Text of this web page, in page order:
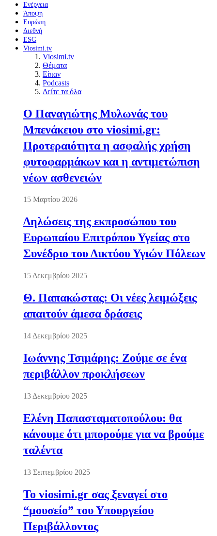
Ενέργεια
Άποψη
Ευρώπη
Διεθνή
ESG
Viosimi.tv
Viosimi.tv
Θέματα
Είπαν
Podcasts
Δείτε τα όλα
Ο Παναγιώτης Μυλωνάς του
Μπενάκειου στο viosimi.gr:
Προτεραιότητα η ασφαλής χρήση
φυτοφαρμάκων και η αντιμετώπιση
νέων ασθενειών
15 Μαρτίου 2026
Δηλώσεις της εκπροσώπου του
Ευρωπαίου Επιτρόπου Υγείας στο
Συνέδριο του Δικτύου Υγιών Πόλεων
15 Δεκεμβρίου 2025
Θ. Παπακώστας: Οι νέες λειμώξεις
απαιτούν άμεσα δράσεις
14 Δεκεμβρίου 2025
Ιωάννης Τσιμάρης: Ζούμε σε ένα
περιβάλλον προκλήσεων
13 Δεκεμβρίου 2025
Ελένη Παπασταματοπούλου: θα
κάνουμε ότι μπορούμε για να βρούμε
ταλέντα
13 Σεπτεμβρίου 2025
Το viosimi.gr σας ξεναγεί στο
“μουσείο” του Υπουργείου
Περιβάλλοντος